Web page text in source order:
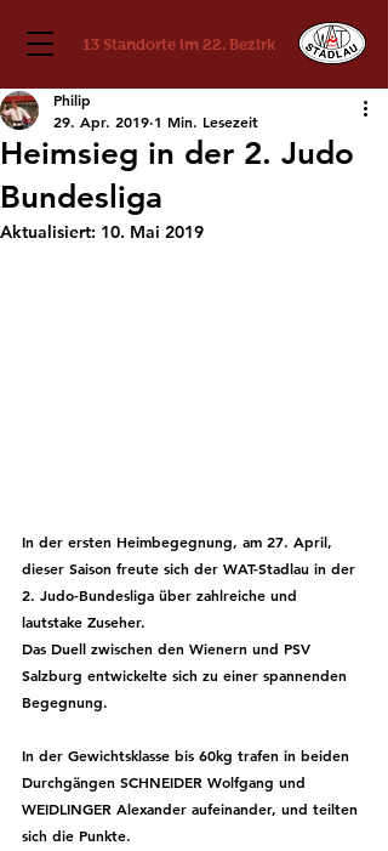
13 Standorte im 22. Bezirk
Heimsieg in der 2. Judo
Bundesliga
Philip
29. Apr. 2019 1 Min. Lesezeit
Aktualisiert: 10. Mai 2019
In der ersten Heimbegegnung, am 27. April,
dieser Saison freute sich der WAT-Stadlau in der
2. Judo-Bundesliga über zahlreiche und
lautstake Zuseher.
Das Duell zwischen den Wienern und PSV
Salzburg entwickelte sich zu einer spannenden
Begegnung.
In der Gewichtsklasse bis 60kg trafen in beiden
Durchgängen SCHNEIDER Wolfgang und
WEIDLINGER Alexander aufeinander, und teilten
sich die Punkte.